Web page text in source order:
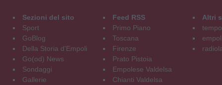
Sezioni del sito
Sport
GoBlog
Della Storia d'Empoli
Go(od) News
Sondaggi
Gallerie
Feed RSS
Primo Piano
Toscana
Firenze
Prato Pistoia
Empolese Valdelsa
Chianti Valdelsa
Altri